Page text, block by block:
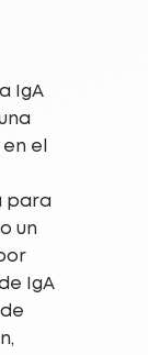
IgA
el
para
un
IgA